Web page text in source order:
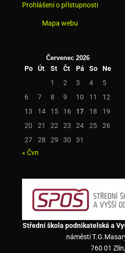
Prohlášení o přístupnosti
Mapa webu
Červenec 2026
Po Út St Čt Pá So
Ne
1
2 3 4
5
6
7 8 9 10 11
12
13
14 15 16 17 18
19
20
21 22 23 24 25
26
27
28 29 30
31
« Čvn
Střední škola podnikatelská a
náměstí
760 01 Zlín,